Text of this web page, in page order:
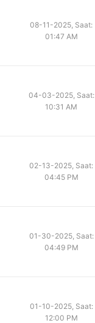
08-11-2025, Saat:
01:47 AM
04-03-2025, Saat:
10:31 AM
02-13-2025, Saat:
04:45 PM
01-30-2025, Saat:
04:49 PM
01-10-2025, Saat:
12:00 PM